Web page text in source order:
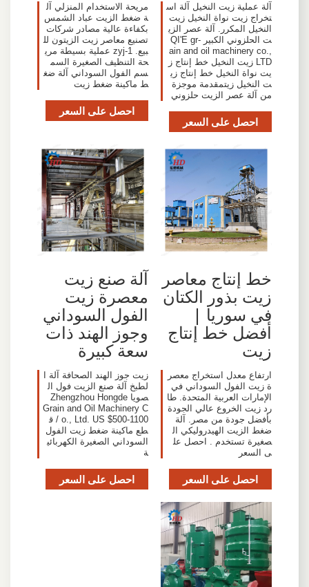
آلة عملية زيت النخيل آلة اس
تخراج زيت نواة النخيل زيت
النخيل المكرر. آلة عصر الزي
ت الحلزوني الكبير -QI'E gr
ain and oil machinery co.,
LTD زيت النخيل خط إنتاج ز
يت نواة النخيل خط إنتاج زي
ت النخيل زيتمقدمة موجزة
من آلة عصر الزيت حلزوني
احصل على السعر
مريحة الاستخدام المنزلي آل
ة ضغط الزيت عباد الشمس
بكفاءة عالية مصادر شركات
تصنيع معاصر زيت الزيتون لل
بيع. zyj-1 عملية بسيطة مري
حة التنظيف الصغيرة السم
سم الفول السوداني آلة ضغ
ط ماكينة ضغط زيت
احصل على السعر
خط إنتاج معاصر
زيت بذور الكتان
في سوريا |
أفضل خط إنتاج
زيت
ارتفاع معدل استخراج معصر
ة زيت الفول السوداني في
الإمارات العربية المتحدة. طا
رد زيت الخروع عالي الجودة
بأفضل جودة من مصر. آلة
ضغط الزيت الهيدروليكي ال
صغيرة تستخدم . احصل عل
ى السعر
احصل على السعر
آلة صنع زيت
معصرة زيت
الفول السوداني
وجوز الهند ذات
سعة كبيرة
زيت جوز الهند الصحافة آلة ا
لطبخ آلة صنع الزيت فول ال
صويا Zhengzhou Hongde
Grain and Oil Machinery C
o., Ltd. US $500-1100 / ق
طع ماكينة ضغط زيت الفول
السوداني الصغيرة الكهربائي
ة
احصل على السعر